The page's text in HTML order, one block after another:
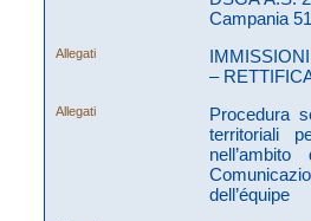
Campania
Allegati
–
Allegati
Procedura
territoriali
dell’équipe